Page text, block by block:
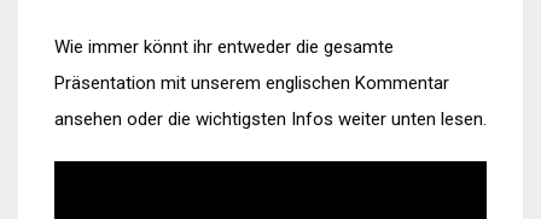
Wie immer könnt ihr entweder die gesamte
Präsentation mit unserem englischen Kommentar
ansehen oder die wichtigsten Infos weiter unten lesen.